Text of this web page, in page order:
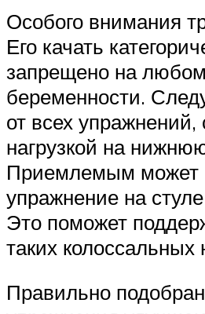
Особого внимания
Его качать
запрещено на
беременности.
от всех упражнений,
нагрузкой на
Приемлемым может
упражнение на
Это поможет
таких колоссальных
Правильно